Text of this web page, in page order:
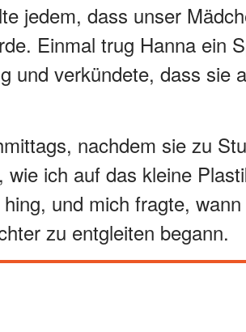
jedem, dass unser
Einmal trug Hanna ein
und verkündete, dass sie
nachdem sie zu
wie ich auf das kleine
und mich fragte,
zu entgleiten begann.